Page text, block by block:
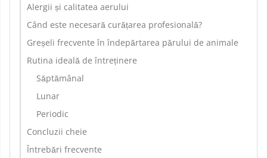
Alergii și calitatea aerului
Când este necesară curățarea profesională?
Greșeli frecvente în îndepărtarea părului de animale
Rutina ideală de întreținere
Săptămânal
Lunar
Periodic
Concluzii cheie
Întrebări frecvente